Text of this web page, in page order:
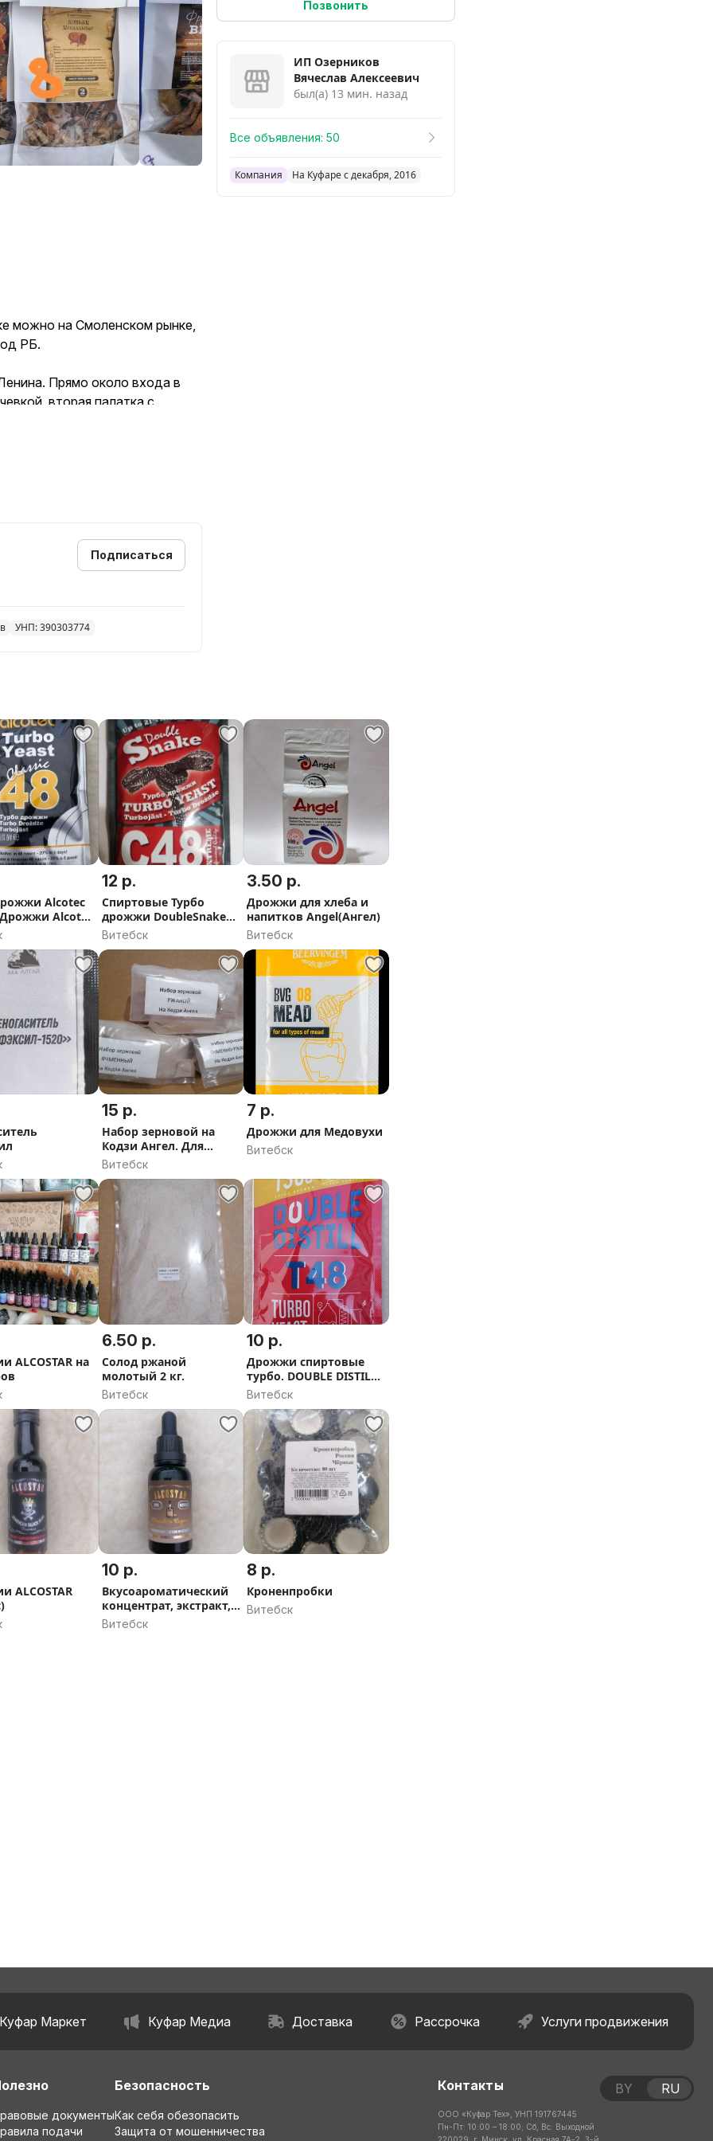
можно на Смоленском рынке,
РБ.
Прямо около входа в
вторая палатка с
а также этикетки для
все что необходимо
Подписаться
УНП: 390303774
Alcotec
Alcotec
спиртовые,
12 р.
Спиртовые Турбо
дрожжи DoubleSnake
C48
Витебск
3.50 р.
Дрожжи для хлеба и
напитков Angel(Ангел)
Витебск
15 р.
Набор зерновой на
Кодзи Ангел. Для
изготовления
Витебск
7 р.
Дрожжи для Медовухи
Витебск
ALCOSTAR на
6.50 р.
Солод ржаной
молотый 2 кг.
Витебск
10 р.
Дрожжи спиртовые
турбо. DOUBLE DISTILL
T48
Витебск
ALCOSTAR
10 р.
Вкусоароматический
концентрат, экстракт,
эссенции Алкостар
Витебск
8 р.
Кроненпробки
Витебск
Позвонить
ИП Озерников
Вячеслав Алексеевич
был(а) 13 мин. назад
Все объявления: 50
Компания На Куфаре с декабря, 2016
Куфар Маркет Куфар Медиа Доставка Рассрочка Услуги продвижения
документы
подачи
Безопасность
Как себя обезопасить
Защита от мошенничества
Контакты
ООО «Куфар Тех», УНП 191767445
Пн-Пт: 10:00 – 18:00; Сб, Вс: Выходной
BY RU